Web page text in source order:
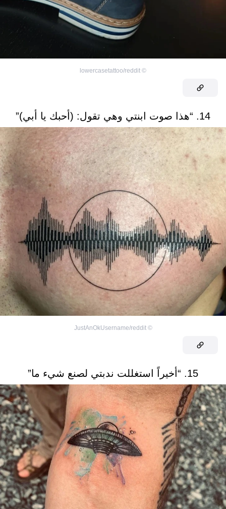
©
lowercasetattoo/reddit
14. “هذا صوت ابنتي وهي تقول: (أحبك يا أبي)”
©
JustAnOkUsername/reddit
15. “أخيراً استغللت ندبتي لصنع شيء ما”